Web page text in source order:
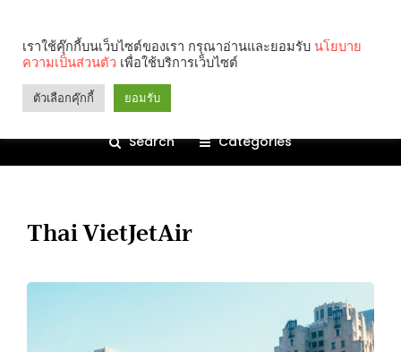
Search Categories
Thai VietJetAir
เราใช้คุ๊กกี้บนเว็บไซต์ของเรา กรุณาอ่านและยอมรับ นโยบาย
ความเป็นส่วนตัว เพื่อใช้บริการเว็บไซต์
ตัวเลือกคุ๊กกี้ ยอมรับ